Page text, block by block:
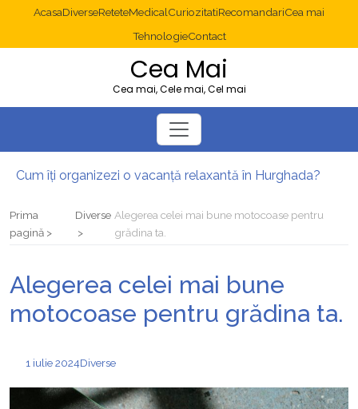
AcasaDiverseReteteMedicalCuriozitatiRecomandariCea mai
TehnologieContact
Cea Mai
Cea mai, Cele mai, Cel mai
Cum îți organizezi o vacanță relaxantă în Hurghada?
Multisite WordPress și Mastodon: cum gestionezi mai multe site-uri
Prima
pagină
Diverse Alegerea celei mai bune motocoase pentru
grădina ta.
Alegerea celei mai bune
motocoase pentru grădina ta.
1 iulie 2024Diverse